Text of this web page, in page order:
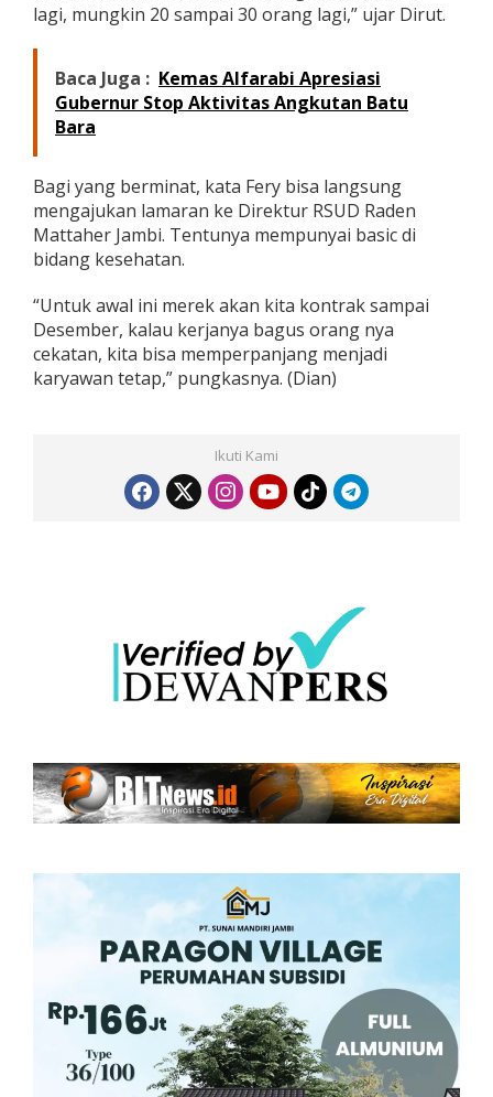
lagi, mungkin 20 sampai 30 orang lagi,” ujar Dirut.
Baca Juga : Kemas Alfarabi Apresiasi
Gubernur Stop Aktivitas Angkutan Batu
Bara
Bagi yang berminat, kata Fery bisa langsung
mengajukan lamaran ke Direktur RSUD Raden
Mattaher Jambi. Tentunya mempunyai basic di
bidang kesehatan.
“Untuk awal ini merek akan kita kontrak sampai
Desember, kalau kerjanya bagus orang nya
cekatan, kita bisa memperpanjang menjadi
karyawan tetap,” pungkasnya. (Dian)
Ikuti Kami